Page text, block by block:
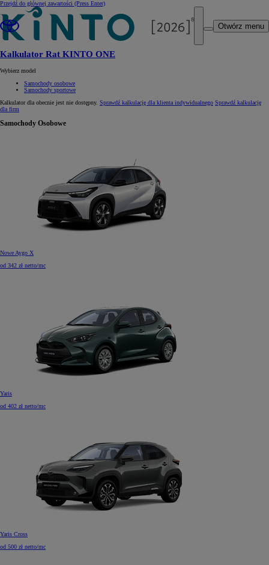
Przejdź do głównej zawartości (Press Enter)
Otwórz menu
Kalkulator Rat KINTO ONE
Wybierz model
Samochody osobowe
Samochody sportowe
Kalkulator dla obecnie jest nie dostępny. Sprawdź kalkulację dla klienta indywidualnego Sprawdź kalkulację
dla firm
Samochody Osobowe
Nowe Aygo X
od 342 zł netto/mc
Yaris
od 402 zł netto/mc
Yaris Cross
od 500 zł netto/mc